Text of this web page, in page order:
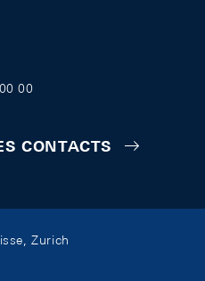
00
CONTACTS
Zurich